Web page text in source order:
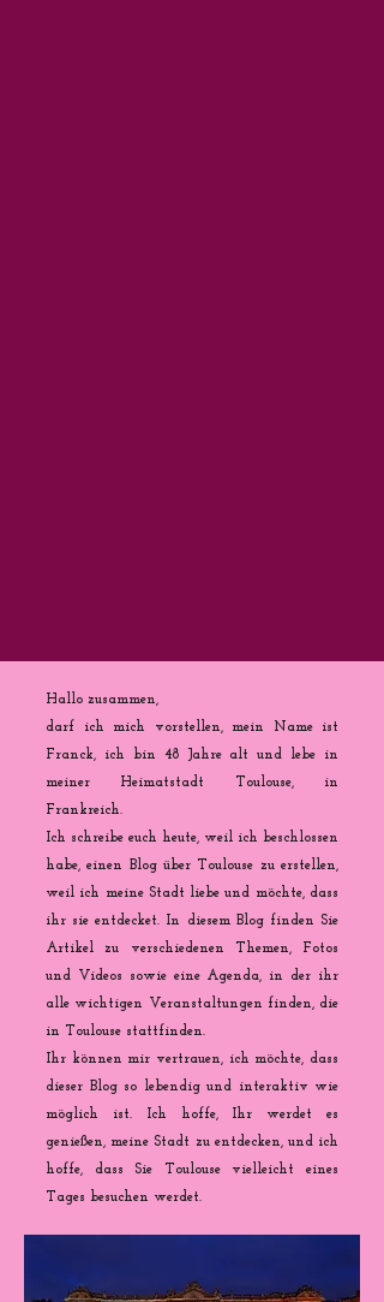
Hallo zusammen,
darf ich mich vorstellen, mein Name ist
Franck, ich bin 48 Jahre alt und lebe in
meiner Heimatstadt Toulouse, in
Frankreich.
Ich schreibe euch heute, weil ich beschlossen
habe, einen Blog über Toulouse zu erstellen,
weil ich meine Stadt liebe und möchte, dass
ihr sie entdecket. In diesem Blog finden Sie
Artikel zu verschiedenen Themen, Fotos
und Videos sowie eine Agenda, in der ihr
alle wichtigen Veranstaltungen finden, die
in Toulouse stattfinden.
Ihr können mir vertrauen, ich möchte, dass
dieser Blog so lebendig und interaktiv wie
möglich ist. Ich hoffe, Ihr werdet es
genießen, meine Stadt zu entdecken, und ich
hoffe, dass Sie Toulouse vielleicht eines
Tages besuchen werdet.